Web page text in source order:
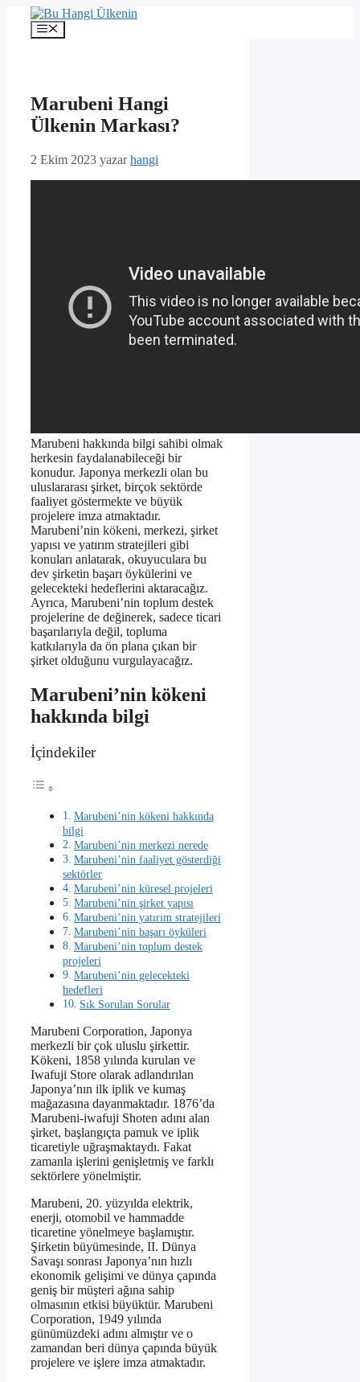
İçeriğe
Menü
Marubeni Hangi
Ülkenin Markası?
2 Ekim 2023 yazarhangi
Marubeni hakkında bilgi sahibi olmak
herkesin faydalanabileceği bir
konudur. Japonya merkezli olan bu
uluslararası şirket, birçok sektörde
faaliyet göstermekte ve büyük
projelere imza atmaktadır.
Marubeni’nin kökeni, merkezi, şirket
yapısı ve yatırım stratejileri gibi
konuları anlatarak, okuyuculara bu
dev şirketin başarı öykülerini ve
gelecekteki hedeflerini aktaracağız.
Ayrıca, Marubeni’nin toplum destek
projelerine de değinerek, sadece ticari
başarılarıyla değil, topluma
katkılarıyla da ön plana çıkan bir
şirket olduğunu vurgulayacağız.
Marubeni’nin kökeni
hakkında bilgi
İçindekiler
Marubeni’nin kökeni hakkında
bilgi
Marubeni’nin merkezi nerede
Marubeni’nin faaliyet gösterdiği
sektörler
Marubeni’nin küresel projeleri
Marubeni’nin şirket yapısı
Marubeni’nin yatırım stratejileri
Marubeni’nin başarı öyküleri
Marubeni’nin toplum destek
projeleri
Marubeni’nin gelecekteki
hedefleri
Sık Sorulan Sorular
Marubeni Corporation, Japonya
merkezli bir çok uluslu şirkettir.
Kökeni, 1858 yılında kurulan ve
Iwafuji Store olarak adlandırılan
Japonya’nın ilk iplik ve kumaş
mağazasına dayanmaktadır. 1876’da
Marubeni-iwafuji Shoten adını alan
şirket, başlangıçta pamuk ve iplik
ticaretiyle uğraşmaktaydı. Fakat
zamanla işlerini genişletmiş ve farklı
sektörlere yönelmiştir.
Marubeni, 20. yüzyılda elektrik,
enerji, otomobil ve hammadde
ticaretine yönelmeye başlamıştır.
Şirketin büyümesinde, II. Dünya
Savaşı sonrası Japonya’nın hızlı
ekonomik gelişimi ve dünya çapında
geniş bir müşteri ağına sahip
olmasının etkisi büyüktür. Marubeni
Corporation, 1949 yılında
günümüzdeki adını almıştır ve o
zamandan beri dünya çapında büyük
projelere ve işlere imza atmaktadır.